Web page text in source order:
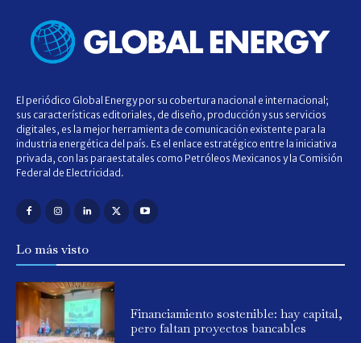
El periódico Global Energy por su cobertura nacional e internacional;
sus características editoriales, de diseño, producción y sus servicios
digitales, es la mejor herramienta de comunicación existente para la
industria energética del país. Es el enlace estratégico entre la iniciativa
privada, con las paraestatales como Petróleos Mexicanos y la Comisión
Federal de Electricidad.
Lo más visto
Financiamiento sostenible: hay capital,
pero faltan proyectos bancables